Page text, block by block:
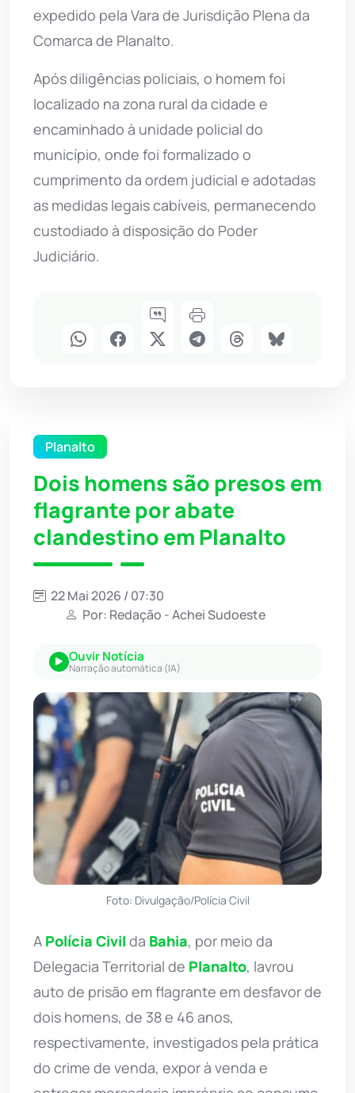
expedido pela Vara de Jurisdição Plena da
Comarca de Planalto.
Após diligências policiais, o homem foi
localizado na zona rural da cidade e
encaminhado à unidade policial do
município, onde foi formalizado o
cumprimento da ordem judicial e adotadas
as medidas legais cabíveis, permanecendo
custodiado à disposição do Poder
Judiciário.
Planalto
Dois homens são presos em
flagrante por abate
clandestino em Planalto
22 Mai 2026 / 07:30
Por: Redação - Achei Sudoeste
Ouvir Notícia
Narração automática (IA)
Foto: Divulgação/Polícia Civil
A Polícia Civil da Bahia, por meio da
Delegacia Territorial de Planalto, lavrou
auto de prisão em flagrante em desfavor de
dois homens, de 38 e 46 anos,
respectivamente, investigados pela prática
do crime de venda, expor à venda e